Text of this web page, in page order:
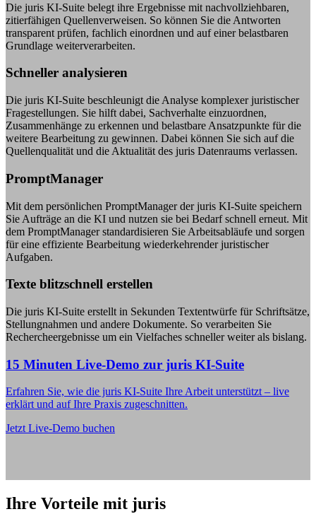
Die juris KI-Suite belegt ihre Ergebnisse mit nachvollziehbaren,
zitierfähigen Quellenverweisen. So können Sie die Antworten
transparent prüfen, fachlich einordnen und auf einer belastbaren
Grundlage weiterverarbeiten.
Schneller analysieren
Die juris KI-Suite beschleunigt die Analyse komplexer juristischer
Fragestellungen. Sie hilft dabei, Sachverhalte einzuordnen,
Zusammenhänge zu erkennen und belastbare Ansatzpunkte für die
weitere Bearbeitung zu gewinnen. Dabei können Sie sich auf die
Quellenqualität und die Aktualität des juris Datenraums verlassen.
PromptManager
Mit dem persönlichen PromptManager der juris KI-Suite speichern
Sie Aufträge an die KI und nutzen sie bei Bedarf schnell erneut. Mit
dem PromptManager standardisieren Sie Arbeitsabläufe und sorgen
für eine effiziente Bearbeitung wiederkehrender juristischer
Aufgaben.
Texte blitzschnell erstellen
Die juris KI-Suite erstellt in Sekunden Textentwürfe für Schriftsätze,
Stellungnahmen und andere Dokumente. So verarbeiten Sie
Rechercheergebnisse um ein Vielfaches schneller weiter als bislang.
15 Minuten Live-Demo zur juris KI-Suite
Erfahren Sie, wie die juris KI-Suite Ihre Arbeit unterstützt – live
erklärt und auf Ihre Praxis zugeschnitten.
Jetzt Live-Demo buchen
Ihre Vorteile mit juris